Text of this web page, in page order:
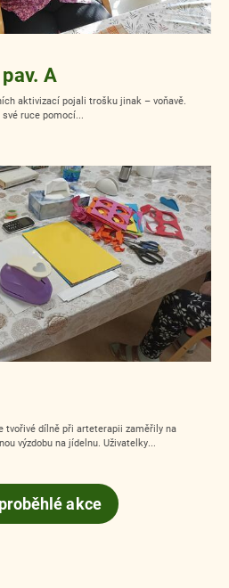
A
aktivizací pojali trošku jinak – voňavě.
ruce pomocí...
tvořivé dílně při arteterapii zaměřily na
výzdobu na jídelnu. Uživatelky...
akce